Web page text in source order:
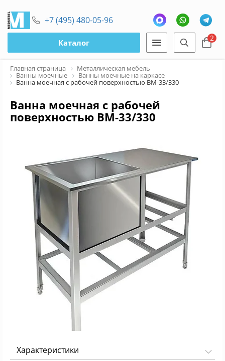
+7 (495) 480-05-96
Каталог 2
Главная страница Металлическая мебель
Ванны моечные Ванны моечные на каркасе
Ванна моечная с рабочей поверхностью ВМ-33/330
Ванна моечная с рабочей
поверхностью ВМ-33/330
Характеристики